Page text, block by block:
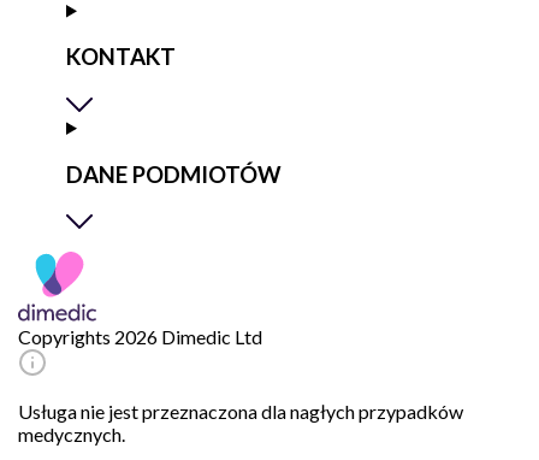
KONTAKT
DANE PODMIOTÓW
Copyrights 2026 Dimedic Ltd
Usługa nie jest przeznaczona dla nagłych przypadków
medycznych.